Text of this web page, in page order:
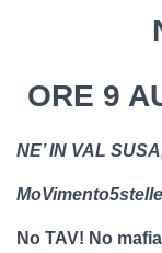
ORE 9
NE’ IN VAL
No TAV! No